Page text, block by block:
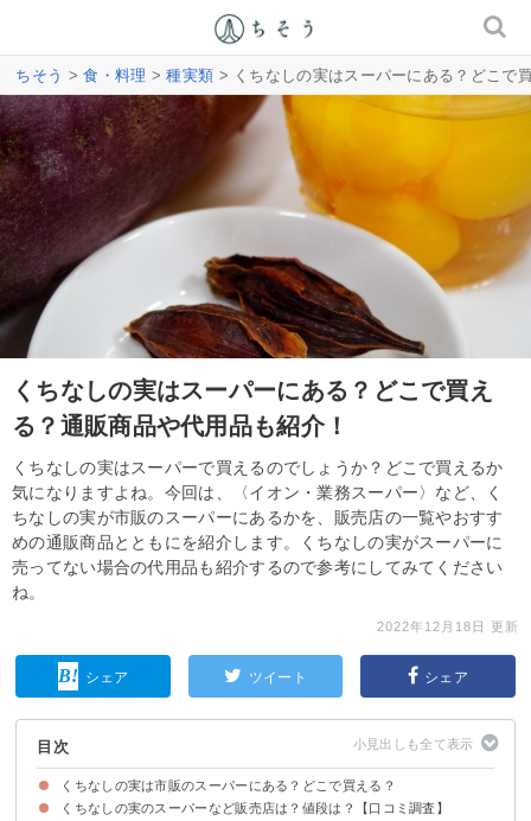
ちそう >食・料理 >種実類 > くちなしの実はスーパーにある？どこで
くちなしの実はスーパーにある？どこで買え
る？通販商品や代用品も紹介！
くちなしの実はスーパーで買えるのでしょうか？どこで買えるか
気になりますよね。今回は、〈イオン・業務スーパー〉など、く
ちなしの実が市販のスーパーにあるかを、販売店の一覧やおすす
めの通販商品とともにを紹介します。くちなしの実がスーパーに
売ってない場合の代用品も紹介するので参考にしてみてください
ね。
2022年12月18日 更新
シェア ツイート シェア
目次
くちなしの実は市販のスーパーにある？どこで買える？
くちなしの実が売ってるスーパー・販売店の一覧
くちなしの実の売り場
くちなしの実のスーパーなど販売店は？値段は？【口コミ調査】